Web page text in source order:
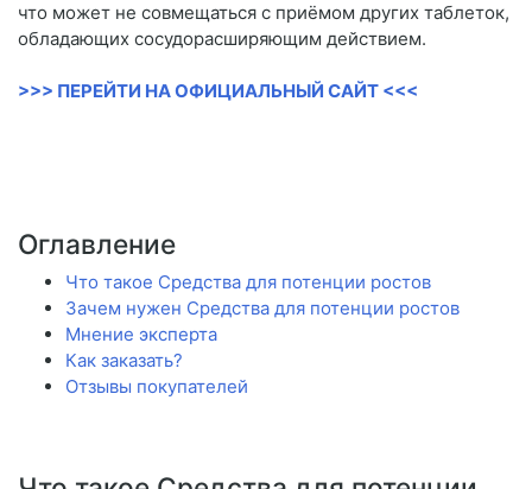
что может не совмещаться с приёмом других таблеток,
обладающих сосудорасширяющим действием.
>>> ПЕРЕЙТИ НА ОФИЦИАЛЬНЫЙ САЙТ <<<
Оглавление
Что такое Средства для потенции ростов
Зачем нужен Средства для потенции ростов
Мнение эксперта
Как заказать?
Отзывы покупателей